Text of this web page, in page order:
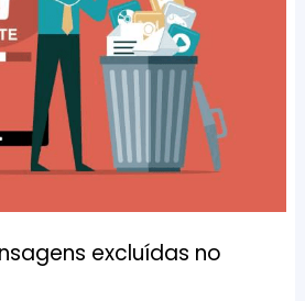
excluídas no